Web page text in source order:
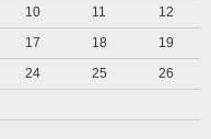
10 11
12
17 18
19
24 25
26